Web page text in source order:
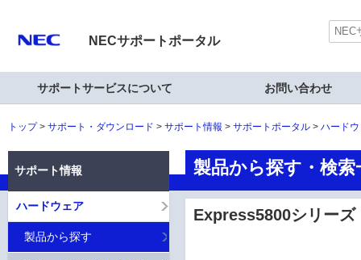
NECサポートポータル
サポートサービスについて お問い合わせ
トップ サポート・ダウンロード サポート情報 サポートポータル ハード
製品から探す・検
Express5800シリー
サポート情報
ハードウェア
製品から探す